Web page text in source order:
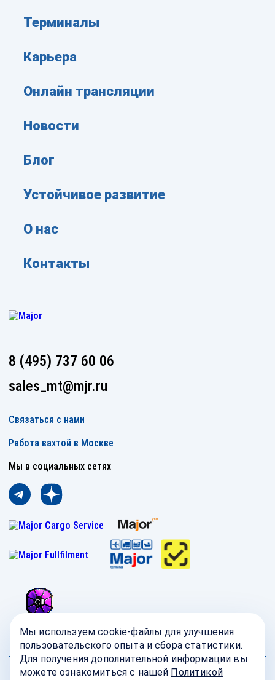
Терминалы
Карьера
Онлайн трансляции
Новости
Блог
Устойчивое развитие
О нас
Контакты
8 (495) 737 60 06
sales_mt@mjr.ru
Связаться с нами
Работа вахтой в Москве
Мы в социальных сетях
Мы используем cookie-файлы для улучшения
пользовательского опыта и сбора статистики.
Для получения дополнительной информации вы
можете ознакомиться с нашей Политикой